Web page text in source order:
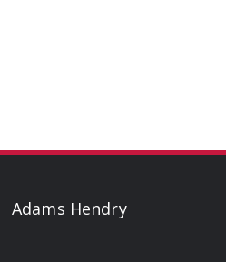
Adams Hendry